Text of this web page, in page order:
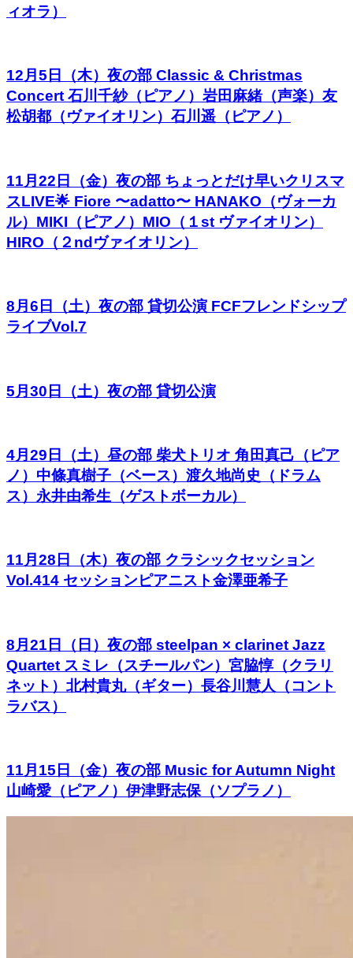
ィオラ）
12月5日（木）夜の部 Classic & Christmas
Concert 石川千紗（ピアノ）岩田麻緒（声楽）友
松胡都（ヴァイオリン）石川遥（ピアノ）
11月22日（金）夜の部 ちょっとだけ早いクリスマ
スLIVE🌟 Fiore 〜adatto〜 HANAKO（ヴォーカ
ル）MIKI（ピアノ）MIO（１st ヴァイオリン）
HIRO（２ndヴァイオリン）
8月6日（土）夜の部 貸切公演 FCFフレンドシップ
ライブVol.7
5月30日（土）夜の部 貸切公演
4月29日（土）昼の部 柴犬トリオ 角田真己（ピア
ノ）中條真樹子（ベース）渡久地尚史（ドラム
ス）永井由希生（ゲストボーカル）
11月28日（木）夜の部 クラシックセッション
Vol.414 セッションピアニスト金澤亜希子
8月21日（日）夜の部 steelpan × clarinet Jazz
Quartet スミレ（スチールパン）宮脇惇（クラリ
ネット）北村貴丸（ギター）長谷川慧人（コント
ラバス）
11月15日（金）夜の部 Music for Autumn Night
山崎愛（ピアノ）伊津野志保（ソプラノ）